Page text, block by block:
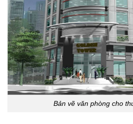
Bản vẽ văn phòng cho